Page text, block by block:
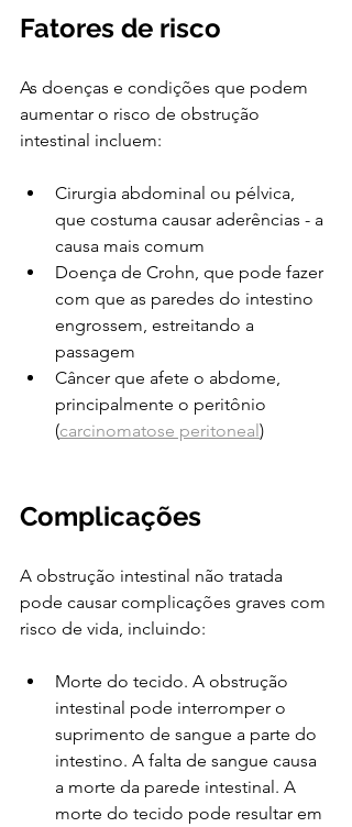
Fatores de risco
As doenças e condições que podem
aumentar o risco de obstrução
intestinal incluem:
Cirurgia abdominal ou pélvica,
que costuma causar aderências - a
causa mais comum
Doença de Crohn, que pode fazer
com que as paredes do intestino
engrossem, estreitando a
passagem
Câncer que afete o abdome,
principalmente o peritônio
(carcinomatose peritoneal)
Complicações
A obstrução intestinal não tratada
pode causar complicações graves com
risco de vida, incluindo:
Morte do tecido. A obstrução
intestinal pode interromper o
suprimento de sangue a parte do
intestino. A falta de sangue causa
a morte da parede intestinal. A
morte do tecido pode resultar em